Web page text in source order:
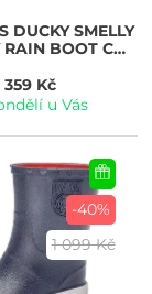
DUCKY SMELLY
RAIN BOOT C
359 Kč
u Vás
-40%
1 099 Kč